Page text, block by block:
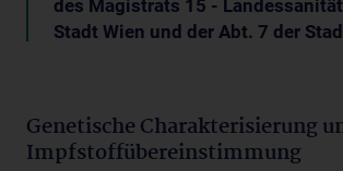
des Magistrats 15 -
Stadt Wien und der Abt. 7 der
Genetische Charakterisierung
Impfstoffübereinstimmung